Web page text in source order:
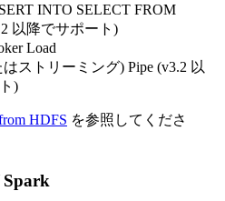
INTO SELECT FROM
以降でサポート)
Load
ストリーミング) Pipe (v3.2 以
)
HDFS を参照してくださ